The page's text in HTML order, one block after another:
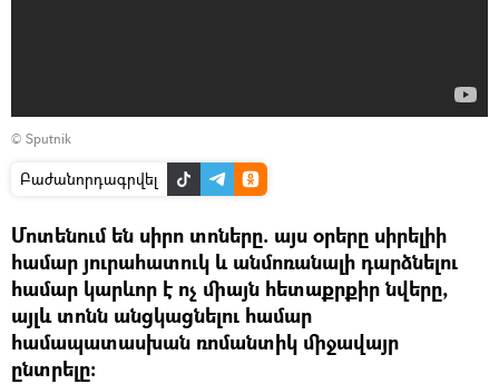
© Sputnik
Բաժանորդագրվել
Մոտենում են սիրո տոները. այս օրերը սիրելիի
համար յուրահատուկ և անմոռանալի դարձնելու
համար կարևոր է ոչ միայն հետաքրքիր նվերը,
այլև տոնն անցկացնելու համար
համապատասխան ռոմանտիկ միջավայր
ընտրելը։